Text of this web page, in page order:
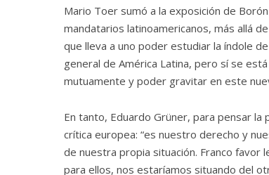
Mario Toer sumó a la exposición de
mandatarios latinoamericanos, más allá
que lleva a uno poder estudiar la índole
general de América Latina, pero sí se
mutuamente y poder gravitar en este
En tanto, Eduardo Grüner, para pensar
crítica europea: “es nuestro derecho y
de nuestra propia situación. Franco favor
para ellos, nos estaríamos situando del